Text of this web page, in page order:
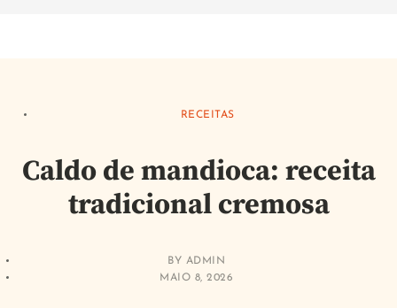
RECEITAS
Caldo de mandioca: receita
tradicional cremosa
BY ADMIN
MAIO 8, 2026